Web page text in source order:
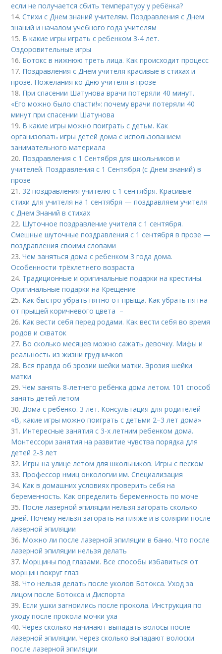
если не получается сбить температуру у ребёнка?
14.Стихи с Днем знаний учителям. Поздравления с Днем
знаний и началом учебного года учителям
15. В какие игры играть с ребенком 3-4 лет.
Оздоровительные игры
16. Ботокс в нижнюю треть лица. Как происходит процесс
17. Поздравления с Днем учителя красивые в стихах и
прозе. Пожелания ко Дню учителя в прозе
18. При спасении Шатунова врачи потеряли 40 минут.
«Его можно было спасти!»: почему врачи потеряли 40
минут при спасении Шатунова
19. В какие игры можно поиграть с детьм. Как
организовать игры детей дома с использованием
занимательного материала
20. Поздравления с 1 Сентября для школьников и
учителей. Поздравления с 1 Сентября (с Днем знаний) в
прозе
21. 32 поздравления учителю с 1 сентября. Красивые
стихи для учителя на 1 сентября — поздравляем учителя
с Днем Знаний в стихах
22. Шуточное поздравление учителя с 1 сентября.
Смешные шуточные поздравления с 1 сентября в прозе —
поздравления своими словами
23.Чем заняться дома с ребенком 3 года дома.
Особенности трёхлетнего возраста
24. Традиционные и оригинальные подарки на крестины.
Оригинальные подарки на Крещение
25. Как быстро убрать пятно от прыща. Как убрать пятна
от прыщей коричневого цвета –
26. Как вести себя перед родами. Как вести себя во время
родов и схваток
27. Во сколько месяцев можно сажать девочку. Мифы и
реальность из жизни грудничков
28. Вся правда об эрозии шейки матки. Эрозия шейки
матки
29.Чем занять 8-летнего ребёнка дома летом. 101 способ
занять детей летом
30.Дома с ребенко. 3 лет. Консультация для родителей
«В, какие игры можно поиграть с детьми 2–3 лет дома»
31. Интересные занятия с 3-х летним ребенком дома.
Монтессори занятия на развитие чувства порядка для
детей 2-3 лет
32. Игры на улице летом для школьников. Игры с песком
33. Профессор нмиц онкологии им. Специализация
34. Как в домашних условиях проверить себя на
беременность. Как определить беременность по моче
35. После лазерной эпиляции нельзя загорать сколько
дней. Почему нельзя загорать на пляже и в солярии после
лазерной эпиляции
36. Можно ли после лазерной эпиляции в баню. Что после
лазерной эпиляции нельзя делать
37. Морщины под глазами. Все способы избавиться от
морщин вокруг глаз
38.Что нельзя делать после уколов Ботокса. Уход за
лицом после Ботокса и Диспорта
39. Если ушки загноились после прокола. Инструкция по
уходу после прокола мочки уха
40.Через сколько начинают выпадать волосы после
лазерной эпиляции. Через сколько выпадают волоски
после лазерной эпиляции